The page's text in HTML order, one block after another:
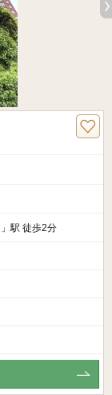
」駅 徒歩2分